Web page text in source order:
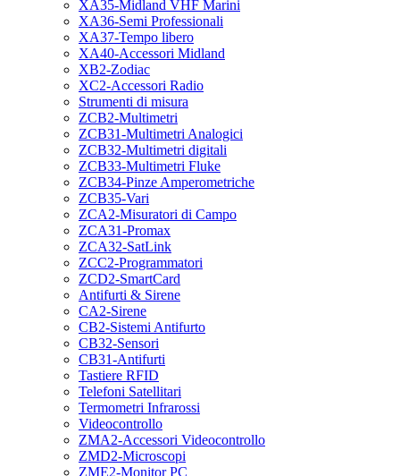
XA35-Midland VHF Marini
XA36-Semi Professionali
XA37-Tempo libero
XA40-Accessori Midland
XB2-Zodiac
XC2-Accessori Radio
Strumenti di misura
ZCB2-Multimetri
ZCB31-Multimetri Analogici
ZCB32-Multimetri digitali
ZCB33-Multimetri Fluke
ZCB34-Pinze Amperometriche
ZCB35-Vari
ZCA2-Misuratori di Campo
ZCA31-Promax
ZCA32-SatLink
ZCC2-Programmatori
ZCD2-SmartCard
Antifurti & Sirene
CA2-Sirene
CB2-Sistemi Antifurto
CB32-Sensori
CB31-Antifurti
Tastiere RFID
Telefoni Satellitari
Termometri Infrarossi
Videocontrollo
ZMA2-Accessori Videocontrollo
ZMD2-Microscopi
ZME2-Monitor PC